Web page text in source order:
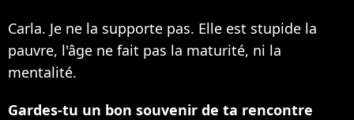
Carla. Je ne la supporte pas. Elle est stupide la
pauvre, l'âge ne fait pas la maturité, ni la
mentalité.
Gardes-tu un bon souvenir de ta rencontre